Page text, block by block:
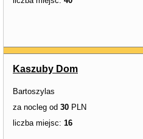
Kaszuby Dom
Bartoszylas
za nocleg od 30 PLN
liczba miejsc: 16